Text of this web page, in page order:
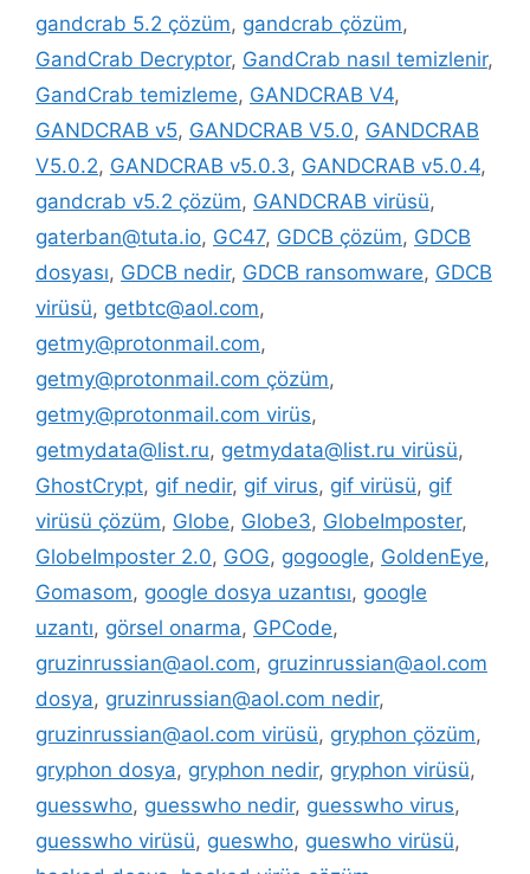
gandcrab 5.2 çözüm, gandcrab çözüm,
GandCrab Decryptor, GandCrab nasıl temizlenir,
GandCrab temizleme, GANDCRAB V4,
GANDCRAB v5, GANDCRAB V5.0, GANDCRAB
V5.0.2, GANDCRAB v5.0.3, GANDCRAB v5.0.4,
gandcrab v5.2 çözüm, GANDCRAB virüsü,
gaterban@tuta.io, GC47, GDCB çözüm, GDCB
dosyası, GDCB nedir, GDCB ransomware, GDCB
virüsü, getbtc@aol.com,
getmy@protonmail.com,
getmy@protonmail.com çözüm,
getmy@protonmail.com virüs,
getmydata@list.ru, getmydata@list.ru virüsü,
GhostCrypt, gif nedir, gif virus, gif virüsü, gif
virüsü çözüm, Globe, Globe3, GlobeImposter,
GlobeImposter 2.0, GOG, gogoogle, GoldenEye,
Gomasom, google dosya uzantısı, google
uzantı, görsel onarma, GPCode,
gruzinrussian@aol.com, gruzinrussian@aol.com
dosya, gruzinrussian@aol.com nedir,
gruzinrussian@aol.com virüsü, gryphon çözüm,
gryphon dosya, gryphon nedir, gryphon virüsü,
guesswho, guesswho nedir, guesswho virus,
guesswho virüsü, gueswho, gueswho virüsü,